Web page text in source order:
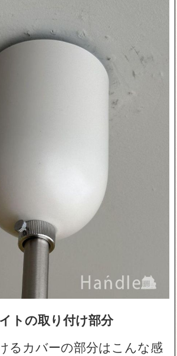
トの取り付け部分
るカバーの部分はこんな感